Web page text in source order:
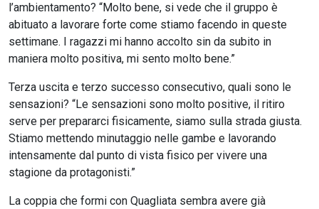
l’ambientamento? “Molto bene, si vede che il gruppo è
abituato a lavorare forte come stiamo facendo in queste
settimane. I ragazzi mi hanno accolto sin da subito in
maniera molto positiva, mi sento molto bene.”
Terza uscita e terzo successo consecutivo, quali sono le
sensazioni? “Le sensazioni sono molto positive, il ritiro
serve per prepararci fisicamente, siamo sulla strada giusta.
Stiamo mettendo minutaggio nelle gambe e lavorando
intensamente dal punto di vista fisico per vivere una
stagione da protagonisti.”
La coppia che formi con Quagliata sembra avere già